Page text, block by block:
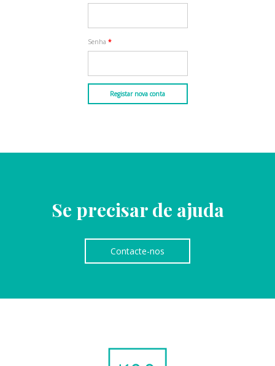
Senha *
Registar nova conta
Se precisar de ajuda
Contacte-nos